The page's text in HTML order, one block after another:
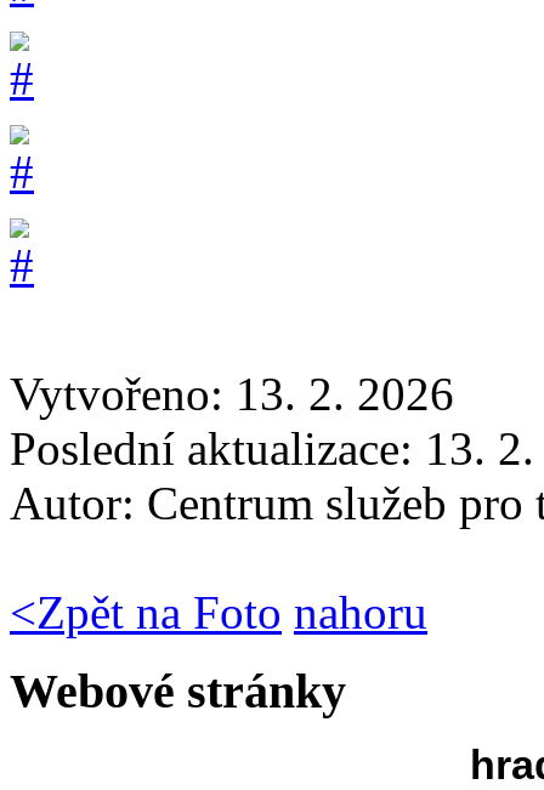
Vytvořeno: 13. 2. 2026
Poslední aktualizace: 13.
Autor: Centrum služeb pro
<Zpět na Foto nahoru
Webové stránky